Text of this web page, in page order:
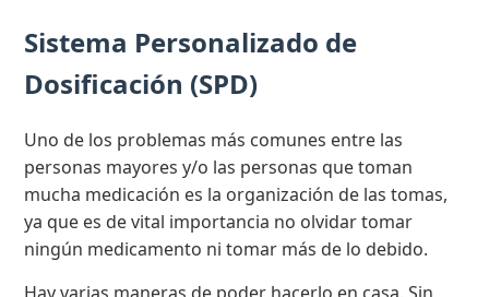
Sistema Personalizado de
Dosificación (SPD)
Uno de los problemas más comunes entre las
personas mayores y/o las personas que toman
mucha medicación es la organización de las tomas,
ya que es de vital importancia no olvidar tomar
ningún medicamento ni tomar más de lo debido.